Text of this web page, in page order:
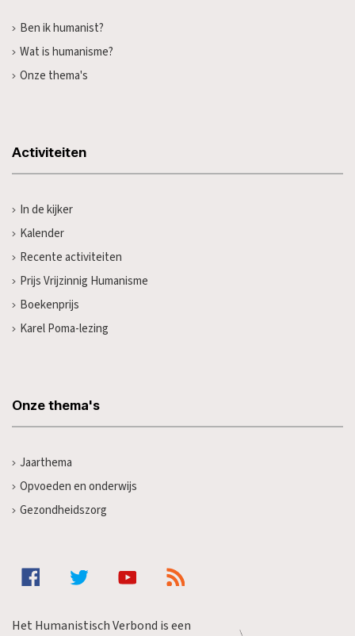
Ben ik humanist?
Wat is humanisme?
Onze thema's
Activiteiten
In de kijker
Kalender
Recente activiteiten
Prijs Vrijzinnig Humanisme
Boekenprijs
Karel Poma-lezing
Onze thema's
Jaarthema
Opvoeden en onderwijs
Gezondheidszorg
Het Humanistisch Verbond is een